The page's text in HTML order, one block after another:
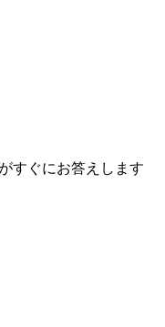
すぐにお答えします